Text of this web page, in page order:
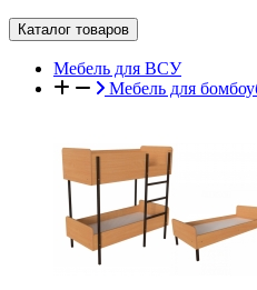
Каталог товаров
Мебель для ВСУ
Мебель для